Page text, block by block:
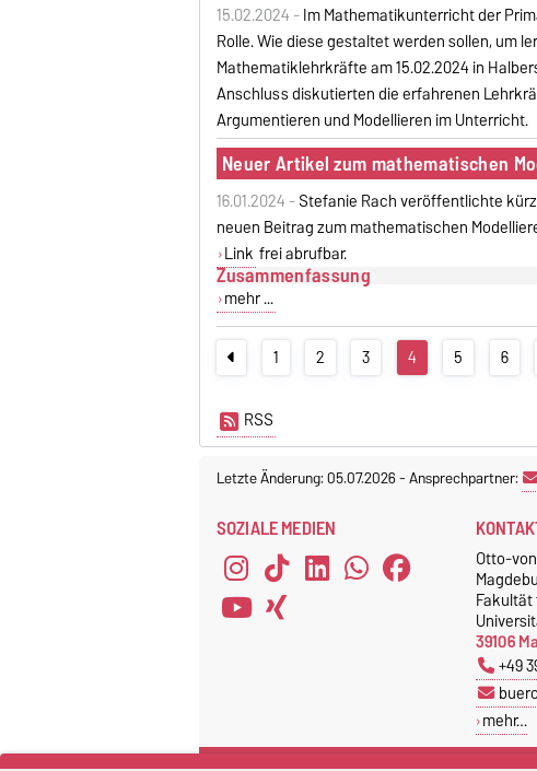
15.02.2024 -Im Mathematikunterricht der
Rolle. Wie diese gestaltet werden sollen, um
Mathematiklehrkräfte am 15.02.2024 in
Anschluss diskutierten die erfahrenen
Argumentieren und Modellieren im Unterricht.
Neuer Artikel zum mathematischen
16.01.2024 -Stefanie Rach veröffentlichte
neuen Beitrag zum mathematischen
Link frei abrufbar.
Zusammenfassung
mehr ...
1 2 3 4 5 6
RSS
Letzte Änderung: 05.07.2026-Ansprechpartner:
SOZIALE MEDIEN
Otto-
39106
+49
mehr…